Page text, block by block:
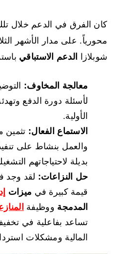
كان الفرق في الدعم خلال
محورياً. على مدار الأشهر
شوبلازا الدعم الاستباقي
معالجة المخاوف:
لأسئلة دورة الدفع
الأولية.
الاستماع الفعال: تثمين
والعمل بنشاط على
بديلة لاحتياجاتهم
حل النزاعات: لقد وجد
قيمة كبيرة في ميزات
المدمجة ووظيفة
تساعد بفاعلية في
المالية ومشكلات